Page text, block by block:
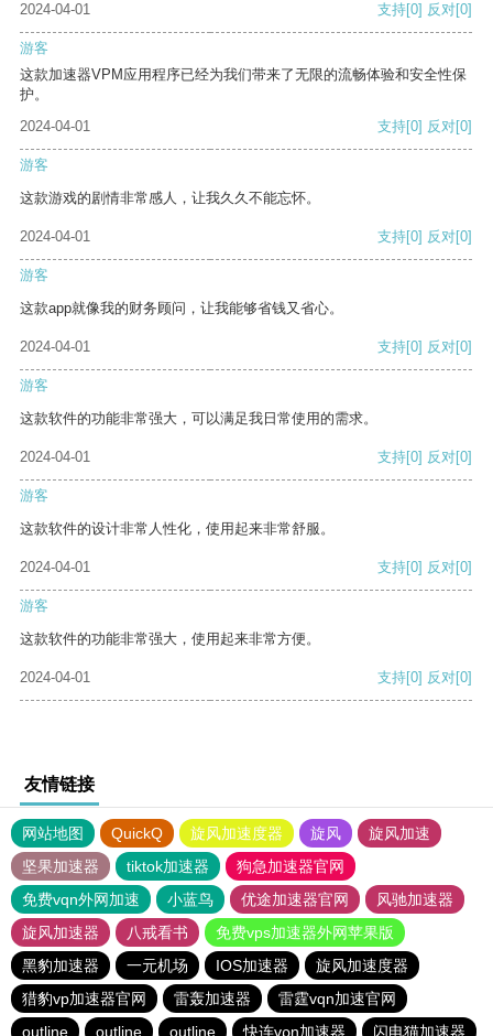
2024-04-01 支持[0] 反对[0]
游客
这款加速器VPM应用程序已经为我们带来了无限的流畅体验和安全性保
护。
2024-04-01
支持[0] 反对[0]
游客
这款游戏的剧情非常感人，让我久久不能忘怀。
2024-04-01 支持[0] 反对[0]
游客
这款app就像我的财务顾问，让我能够省钱又省心。
2024-04-01 支持[0] 反对[0]
游客
这款软件的功能非常强大，可以满足我日常使用的需求。
2024-04-01 支持[0] 反对[0]
游客
这款软件的设计非常人性化，使用起来非常舒服。
2024-04-01 支持[0] 反对[0]
游客
这款软件的功能非常强大，使用起来非常方便。
2024-04-01 支持[0] 反对[0]
友情链接
网站地图 QuickQ 旋风加速度器 旋风
旋风加速
坚果加速器
tiktok加速器
狗急加速器官网
免费vqn外网加速
小蓝鸟 优途加速器官网
风驰加速器
旋风加速器
八戒看书
免费vps加速器外网苹果版
黑豹加速器
一元机场 IOS加速器
旋风加速度器
猎豹vp加速器官网
雷轰加速器
雷霆vqn加速官网
outline
outline outline 快连vρn加速器 闪电猫加速器